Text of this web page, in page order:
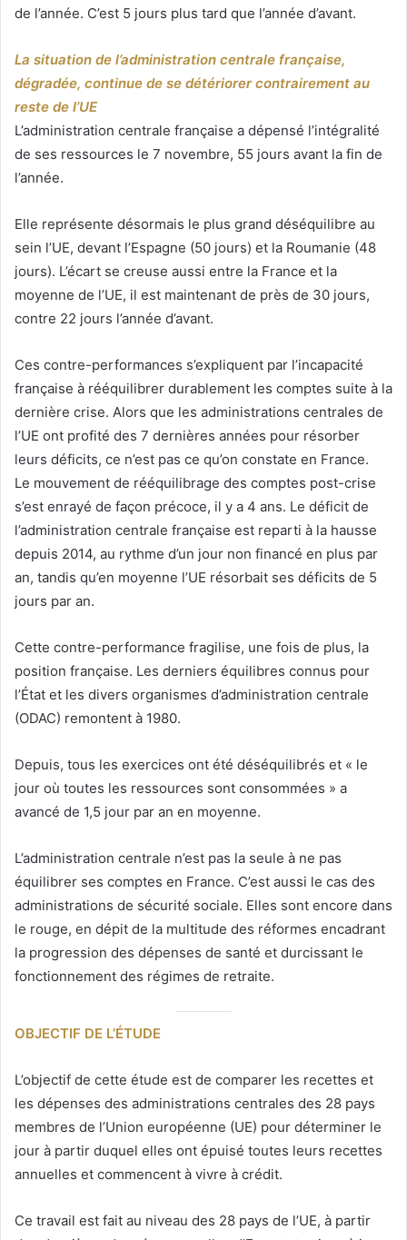
de l’année. C’est 5 jours plus tard que l’année d’avant.
La situation de l’administration centrale française,
dégradée, continue de se détériorer contrairement au
reste de l’UE
L’administration centrale française a dépensé l’intégralité
de ses ressources le 7 novembre, 55 jours avant la fin de
l’année.
Elle représente désormais le plus grand déséquilibre au
sein l’UE, devant l’Espagne (50 jours) et la Roumanie (48
jours). L’écart se creuse aussi entre la France et la
moyenne de l’UE, il est maintenant de près de 30 jours,
contre 22 jours l’année d’avant.
Ces contre-performances s’expliquent par l’incapacité
française à rééquilibrer durablement les comptes suite à la
dernière crise. Alors que les administrations centrales de
l’UE ont profité des 7 dernières années pour résorber
leurs déficits, ce n’est pas ce qu’on constate en France.
Le mouvement de rééquilibrage des comptes post-crise
s’est enrayé de façon précoce, il y a 4 ans. Le déficit de
l’administration centrale française est reparti à la hausse
depuis 2014, au rythme d’un jour non financé en plus par
an, tandis qu’en moyenne l’UE résorbait ses déficits de 5
jours par an.
Cette contre-performance fragilise, une fois de plus, la
position française. Les derniers équilibres connus pour
l’État et les divers organismes d’administration centrale
(ODAC) remontent à 1980.
Depuis, tous les exercices ont été déséquilibrés et « le
jour où toutes les ressources sont consommées » a
avancé de 1,5 jour par an en moyenne.
L’administration centrale n’est pas la seule à ne pas
équilibrer ses comptes en France. C’est aussi le cas des
administrations de sécurité sociale. Elles sont encore dans
le rouge, en dépit de la multitude des réformes encadrant
la progression des dépenses de santé et durcissant le
fonctionnement des régimes de retraite.
OBJECTIF DE L’ÉTUDE
L’objectif de cette étude est de comparer les recettes et
les dépenses des administrations centrales des 28 pays
membres de l’Union européenne (UE) pour déterminer le
jour à partir duquel elles ont épuisé toutes leurs recettes
annuelles et commencent à vivre à crédit.
Ce travail est fait au niveau des 28 pays de l’UE, à partir